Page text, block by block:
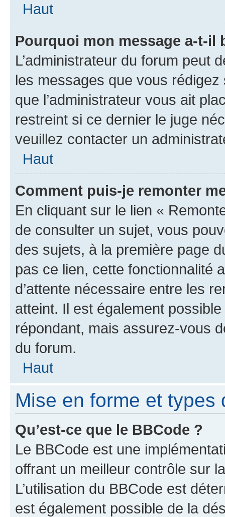
Haut
Pourquoi mon message a-t-il
L’administrateur du forum peut
les messages que vous
que l’administrateur vous ait
restreint si ce dernier le juge
veuillez contacter un
Haut
Comment puis-je remonter
En cliquant sur le lien «
de consulter un sujet, vous
des sujets, à la première page
pas ce lien, cette fonctionnalité
d’attente nécessaire entre les
atteint. Il est également
répondant, mais assurez-vous
du forum.
Haut
Mise en forme et types
Qu’est-ce que le BBCode ?
Le BBCode est une
offrant un meilleur contrôle sur
L’utilisation du BBCode est
est également possible de la